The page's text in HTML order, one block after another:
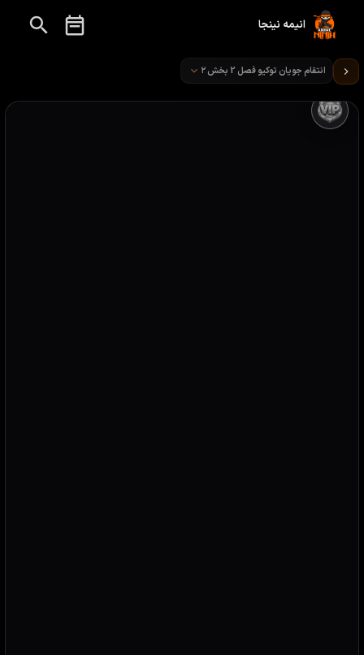
انیمه نینجا
تماشای انیمه انتقام جویان توکیو قسمت 1
انتقام جویان توکیو فصل 2 بخش ۲